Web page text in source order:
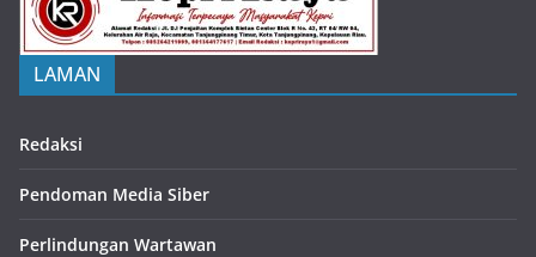
LAMAN
Redaksi
Pendoman Media Siber
Perlindungan Wartawan